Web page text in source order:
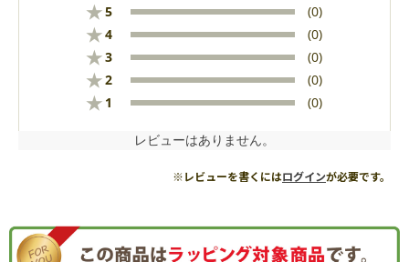
★5 (0)
★4 (0)
★3 (0)
★2 (0)
★ 1 (0)
レビューはありません。
※レビューを書くにはログインが必要です。